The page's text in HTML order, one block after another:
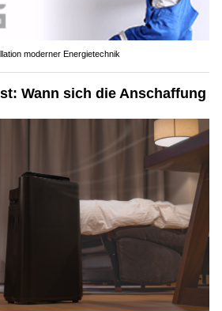
moderner Energietechnik
Wann sich die Anschaffung